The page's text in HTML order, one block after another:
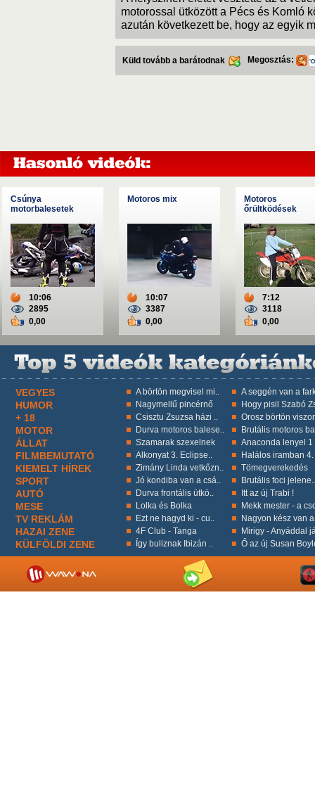
motorossal ütközött a Pécs és Komló
azután következett be, hogy az egyik
Küld tovább a barátodnak Megosztás:
Csúnya
motorbalesetek
10:06
2895
0,00
Motoros mix
10:07
3387
0,00
Motoros
őrültködések
7:12
3118
0,00
VEGYES A börtön megvisel mi.. A seggén van a
HUMOR Nagymellű pincérnő Hogy pisil Szabó
+ 18 Csisztu Zsuzsa házi .. Orosz börtön
MOTOR Durva motoros balese.. Brutális motoros
ÁLLAT Szamarak szexelnek Anaconda lenyel 1
FILMBEMUTATÓ Alkonyat 3. Eclipse.. Halálos iramban 4.
KIEMELT HÍREK Zimány Linda vetkőzn.. Tömegverekedés
SPORT Jó kondiba van a csá.. Brutális foci jelene..
AUTÓ Durva frontális ütkö.. Itt az új Trabi !
MESE Lolka és Bolka Mekk mester - a
TV REKLÁM Ezt ne hagyd ki - cu.. Nagyon kész van
HAZAI ZENE 4F Club - Tanga Mirigy - Anyáddal
KÜLFÖLDI ZENE Így buliznak Ibizán .. Ő az új Susan